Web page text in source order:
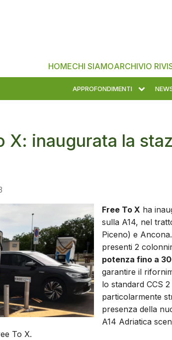
HOMECHI SIAMOARCHIVIO
APPROFONDIMENTI
X: inaugurata la
Free To X ha
sulla A14, nel
Piceno) e
presenti 2
potenza fino a
garantire il
lo standard CCS
particolarmente
presenza della
A14 Adriatica
To X.